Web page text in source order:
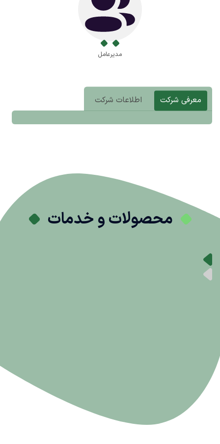
مدیرعامل
معرفی شرکت اطلاعات شرکت
محصولات و خدمات